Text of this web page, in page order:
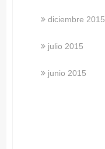
diciembre 2015
julio 2015
junio 2015